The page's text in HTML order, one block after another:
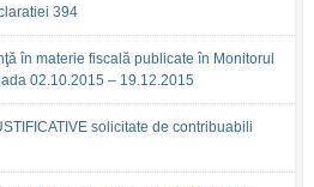
394
în materie fiscală publicate în Monitorul
02.10.2015 – 19.12.2015
solicitate de contribuabili